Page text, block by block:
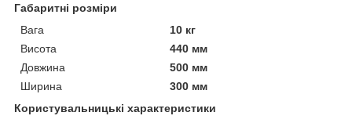
Габаритні розміри
Вага
10 кг
Висота
440 мм
Довжина
500 мм
Ширина
300 мм
Користувальницькі характеристики